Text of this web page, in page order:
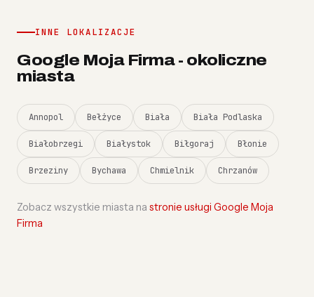
INNE LOKALIZACJE
Google Moja Firma - okoliczne
miasta
Annopol Bełżyce Biała Biała Podlaska
Białobrzegi Białystok Biłgoraj Błonie
Brzeziny Bychawa Chmielnik Chrzanów
Zobacz wszystkie miasta na stronie usługi Google Moja
Firma